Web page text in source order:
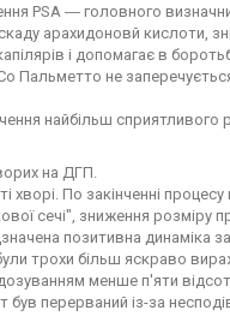
PSA ― головного
арахидоновй кислоти,
і допомагає в
Пальметто не
найбільш сприятливого
на ДГП.
хворі. По закінченні
сечі", зниження розміру
позитивна динаміка
трохи більш яскраво
менше п'яти
був перерваний із-за